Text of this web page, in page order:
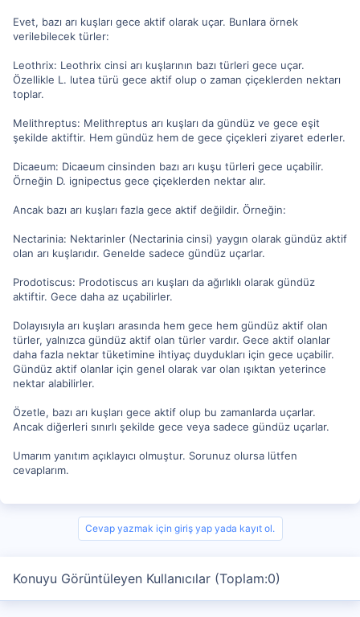
Evet, bazı arı kuşları gece aktif olarak uçar. Bunlara örnek
verilebilecek türler:
Leothrix: Leothrix cinsi arı kuşlarının bazı türleri gece uçar.
Özellikle L. lutea türü gece aktif olup o zaman çiçeklerden nektarı
toplar.
Melithreptus: Melithreptus arı kuşları da gündüz ve gece eşit
şekilde aktiftir. Hem gündüz hem de gece çiçekleri ziyaret ederler.
Dicaeum: Dicaeum cinsinden bazı arı kuşu türleri gece uçabilir.
Örneğin D. ignipectus gece çiçeklerden nektar alır.
Ancak bazı arı kuşları fazla gece aktif değildir. Örneğin:
Nectarinia: Nektarinler (Nectarinia cinsi) yaygın olarak gündüz aktif
olan arı kuşlarıdır. Genelde sadece gündüz uçarlar.
Prodotiscus: Prodotiscus arı kuşları da ağırlıklı olarak gündüz
aktiftir. Gece daha az uçabilirler.
Dolayısıyla arı kuşları arasında hem gece hem gündüz aktif olan
türler, yalnızca gündüz aktif olan türler vardır. Gece aktif olanlar
daha fazla nektar tüketimine ihtiyaç duydukları için gece uçabilir.
Gündüz aktif olanlar için genel olarak var olan ışıktan yeterince
nektar alabilirler.
Özetle, bazı arı kuşları gece aktif olup bu zamanlarda uçarlar.
Ancak diğerleri sınırlı şekilde gece veya sadece gündüz uçarlar.
Umarım yanıtım açıklayıcı olmuştur. Sorunuz olursa lütfen
cevaplarım.
Cevap yazmak için giriş yap yada kayıt ol.
Konuyu Görüntüleyen Kullanıcılar (Toplam:0)